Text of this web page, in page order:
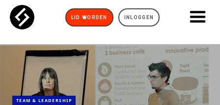
LID WORDEN INLOGGEN
TEAM & LEADERSHIP